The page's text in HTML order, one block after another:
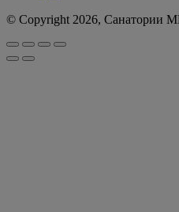
© Copyright 2026, Санатории